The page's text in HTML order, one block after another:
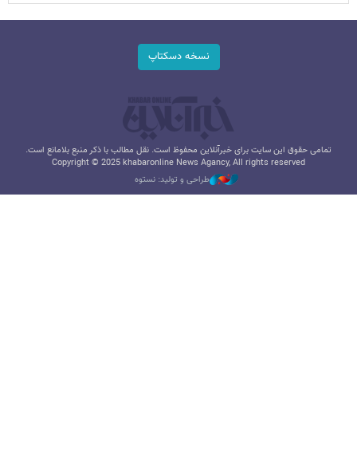
نسخه دسکتاپ
تمامی حقوق این سایت برای خبرآنلاین محفوظ است. نقل مطالب با ذکر منبع بلامانع است.
Copyright © 2025 khabaronline News Agancy, All rights reserved
طراحی و تولید: نستوه